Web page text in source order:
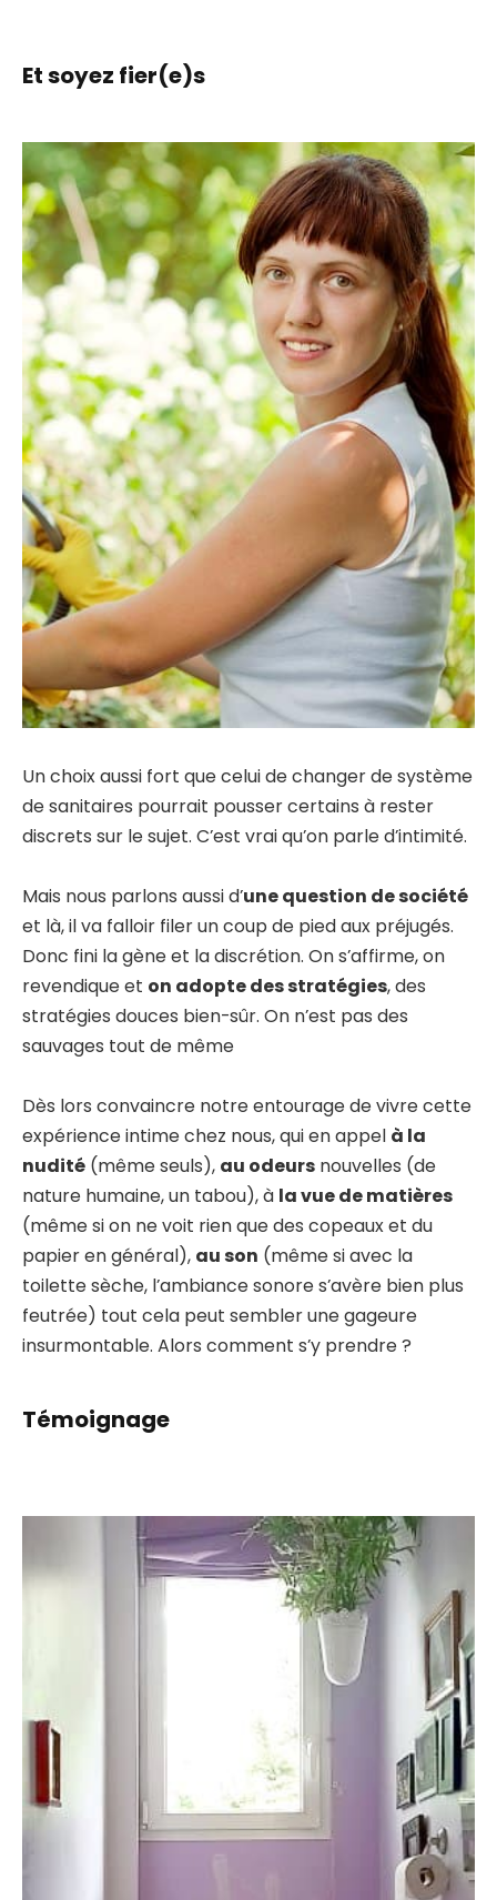
Et soyez fier(e)s
Un choix aussi fort que celui de changer de système
de sanitaires pourrait pousser certains à rester
discrets sur le sujet. C’est vrai qu’on parle d’intimité.
Mais nous parlons aussi d’une question de société
et là, il va falloir filer un coup de pied aux préjugés.
Donc fini la gène et la discrétion. On s’affirme, on
revendique et on adopte des stratégies, des
stratégies douces bien-sûr. On n’est pas des
sauvages tout de même
Dès lors convaincre notre entourage de vivre cette
expérience intime chez nous, qui en appel à la
nudité (même seuls), au odeurs nouvelles (de
nature humaine, un tabou), à la vue de matières
(même si on ne voit rien que des copeaux et du
papier en général), au son (même si avec la
toilette sèche, l’ambiance sonore s’avère bien plus
feutrée) tout cela peut sembler une gageure
insurmontable. Alors comment s’y prendre ?
Témoignage